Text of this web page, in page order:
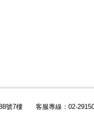
號7樓 客服專線：02-